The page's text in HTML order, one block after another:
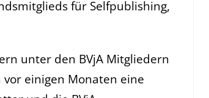
für Selfpublishing,
unter den BVjA Mitgliedern
einigen Monaten eine